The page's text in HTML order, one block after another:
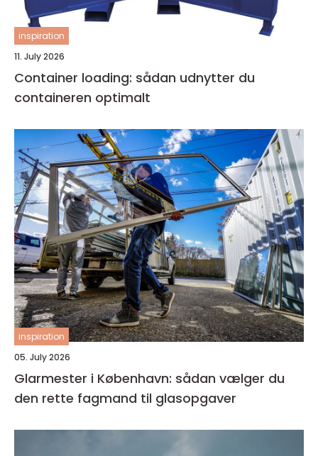
inspiration
11. July 2026
Container loading: sådan udnytter du
containeren optimalt
inspiration
05. July 2026
Glarmester i København: sådan vælger du
den rette fagmand til glasopgaver